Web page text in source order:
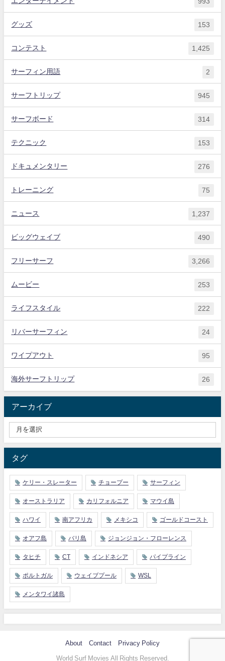
グッズ 153
コンテスト 1,425
サーフィン用語 2
サーフトリップ 945
サーフボード 314
テクニック 153
ドキュメンタリー 276
トレーニング 75
ニュース 1,237
ビッグウェイブ 490
フリーサーフ 3,266
ムービー 253
ライフスタイル 222
リバーサーフィン 24
ワイプアウト 95
海外サーフトリップ 26
アーカイブ
タグ
ケリー・スレーター チョープー サーフィン
オーストラリア カリフォルニア マウイ島
ハワイ 南アフリカ メキシコ ゴールドコースト
オアフ島 バリ島 ジョンジョン・フローレンス
タヒチ CT インドネシア パイプライン
ポルトガル ウェイブプール WSL
メンタワイ諸島
About Contact Privacy Policy
World Surf Movies All Rights Reserved.